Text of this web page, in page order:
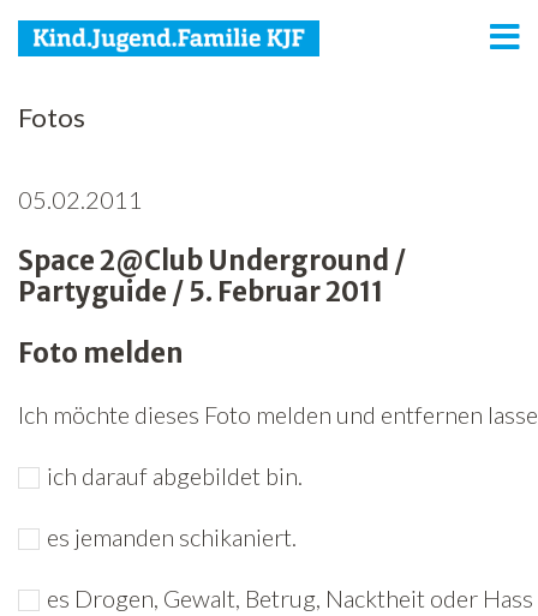
KJF
Jugend
Familie
Netzwerk
Spenden
Jobs
Freiwilligenarbeit
Fotos
05.02.2011
Space 2@Club Underground /
Partyguide / 5. Februar 2011
Foto melden
Ich möchte dieses Foto melden und entfernen
ich darauf abgebildet bin.
es jemanden schikaniert.
es Drogen, Gewalt, Betrug, Nacktheit oder